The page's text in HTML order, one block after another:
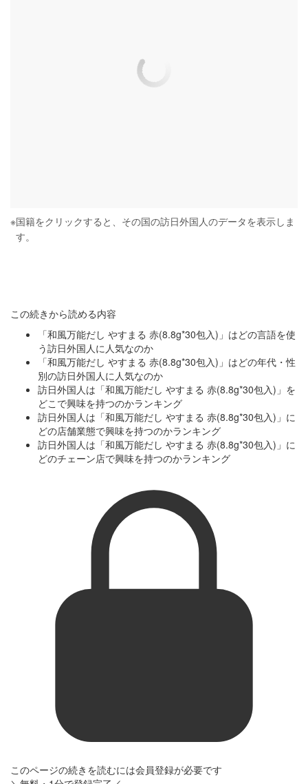
※国籍をクリックすると、その国の訪日外国人のデータを表示しま
す。
この続きから読める内容
「和風万能だし やすまる 赤(8.8g*30包入)」はどの言語を使
う訪日外国人に人気なのか
「和風万能だし やすまる 赤(8.8g*30包入)」はどの年代・性
別の訪日外国人に人気なのか
訪日外国人は「和風万能だし やすまる 赤(8.8g*30包入)」を
どこで興味を持つのかランキング
訪日外国人は「和風万能だし やすまる 赤(8.8g*30包入)」に
どの店舗業態で興味を持つのかランキング
訪日外国人は「和風万能だし やすまる 赤(8.8g*30包入)」に
どのチェーン店で興味を持つのかランキング
このページの続きを読むには会員登録が必要です